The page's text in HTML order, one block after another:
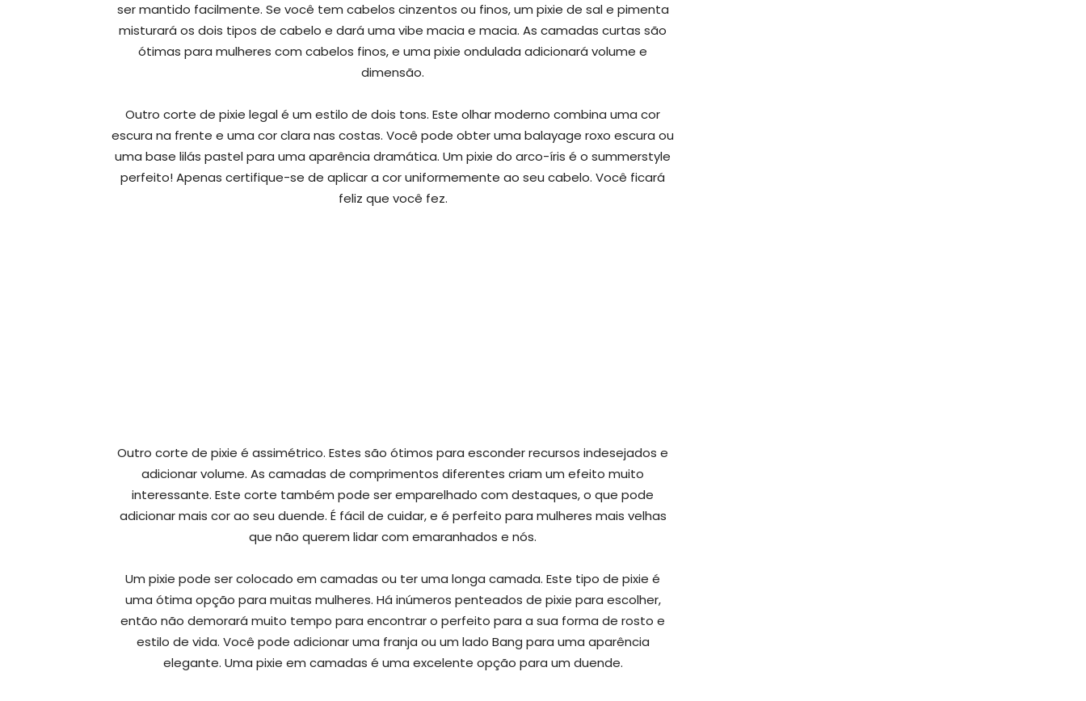
ser mantido facilmente. Se você tem cabelos cinzentos ou finos, um pixie de sal e pimenta
misturará os dois tipos de cabelo e dará uma vibe macia e macia. As camadas curtas são
ótimas para mulheres com cabelos finos, e uma pixie ondulada adicionará volume e
dimensão.
Outro corte de pixie legal é um estilo de dois tons. Este olhar moderno combina uma cor
escura na frente e uma cor clara nas costas. Você pode obter uma balayage roxo escura ou
uma base lilás pastel para uma aparência dramática. Um pixie do arco-íris é o summerstyle
perfeito! Apenas certifique-se de aplicar a cor uniformemente ao seu cabelo. Você ficará
feliz que você fez.
Outro corte de pixie é assimétrico. Estes são ótimos para esconder recursos indesejados e
adicionar volume. As camadas de comprimentos diferentes criam um efeito muito
interessante. Este corte também pode ser emparelhado com destaques, o que pode
adicionar mais cor ao seu duende. É fácil de cuidar, e é perfeito para mulheres mais velhas
que não querem lidar com emaranhados e nós.
Um pixie pode ser colocado em camadas ou ter uma longa camada. Este tipo de pixie é
uma ótima opção para muitas mulheres. Há inúmeros penteados de pixie para escolher,
então não demorará muito tempo para encontrar o perfeito para a sua forma de rosto e
estilo de vida. Você pode adicionar uma franja ou um lado Bang para uma aparência
elegante. Uma pixie em camadas é uma excelente opção para um duende.